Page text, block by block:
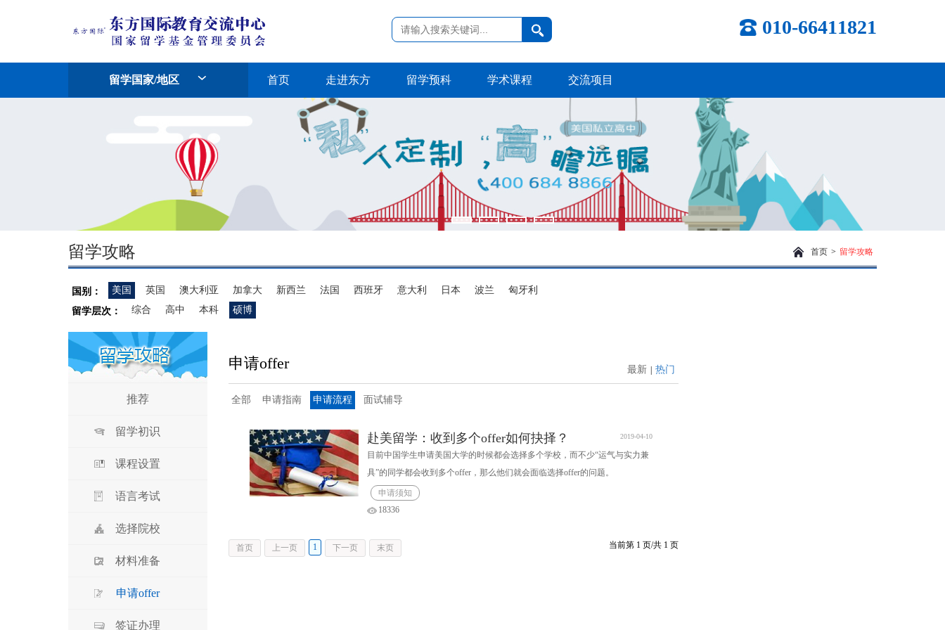
010-66411821
留学国家/地区 首页 走进东方 留学预科 学术课程 交流项目
留学攻略 首页 > 留学攻略
国别： 美国 英国 澳大利亚 加拿大 新西兰 法国 西班牙 意大利 日本 波兰
匈牙利
留学层次：
综合 高中 本科 硕博
推荐
留学初识
课程设置
语言考试
选择院校
材料准备
申请offer
签证办理
申请offer 最新 热门
全部 申请指南 申请流程 面试辅导
赴美留学：收到多个offer如何抉择？ 2019-04-10
目前中国学生申请美国大学的时候都会选择多个学校，而不少“运气与实力兼
具”的同学都会收到多个offer，那么他们就会面临选择offer的问题。
申请须知
18336
末页
下一页
1
上一页
首页 当前第 1 页/共 1 页